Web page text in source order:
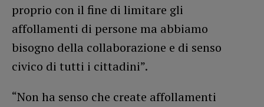
proprio con il fine di limitare gli
affollamenti di persone ma abbiamo
bisogno della collaborazione e di senso
civico di tutti i cittadini”.
“Non ha senso che create affollamenti